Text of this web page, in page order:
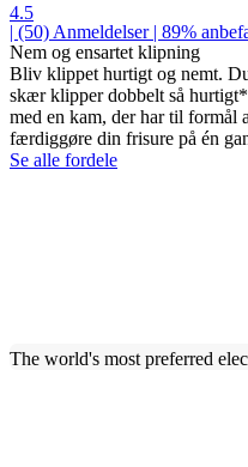
4.5
| (50) Anmeldelser| 89%
Nem og ensartet klipning
Bliv klippet hurtigt og nemt.
skær klipper dobbelt så
med en kam, der har til formål
færdiggøre din frisure på én
Se alle fordele
The world's most preferred